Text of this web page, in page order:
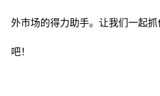
外市场的得力助手。让我们一起
吧！